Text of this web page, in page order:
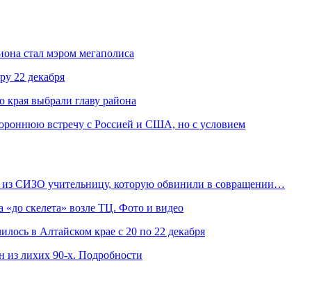
стал мэром мегаполиса
22 декабря
выбрали главу района
встречу с Россией и США, но с условием
из СИЗО учительницу, которую обвинили в совращении…
«до скелета» возле ТЦ. Фото и видео
в Алтайском крае с 20 по 22 декабря
из лихих 90-х. Подробности